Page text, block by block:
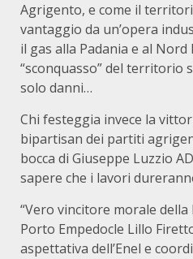
Agrigento, e come il
vantaggio da un’opera
il gas alla Padania e al Nord
“sconquasso” del territorio
solo danni…
Chi festeggia invece la
bipartisan dei partiti
bocca di Giuseppe Luzzio
sapere che i lavori
“Vero vincitore morale della
Porto Empedocle Lillo
aspettativa dell’Enel e